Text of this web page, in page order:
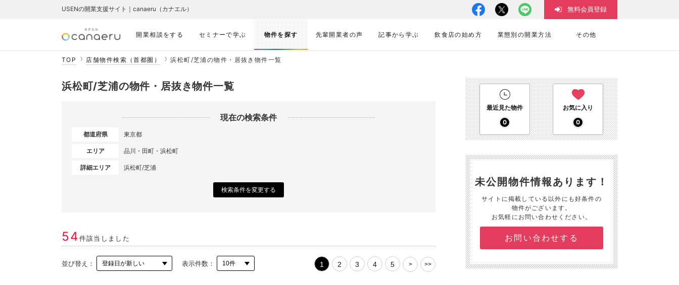
開業相談をする セミナーで学ぶ 物件を探す 先輩開業者の声 記事から学ぶ 飲食店の始め方 業態別の開業方法 その他
USENの開業支援サイト｜canaeru（カナエル） 無料会員登録
TOP 店舗物件検索（首都圏） 浜松町/芝浦の物件・居抜き物件一覧
浜松町/芝浦の物件・居抜き物件一覧
現在の検索条件
都道府県 東京都
エリア 品川・田町・浜松町
詳細エリア 浜松町/芝浦
検索条件を変更する
54 件該当しました
並び替え： 表示件数： 1 2 3 4 5 > >>
最近見た物件
0
お気に入り
0
未公開物件情報あります！
サイトに掲載している以外にも好条件の
物件がございます。
お気軽にお問い合わせください。
お問い合わせする